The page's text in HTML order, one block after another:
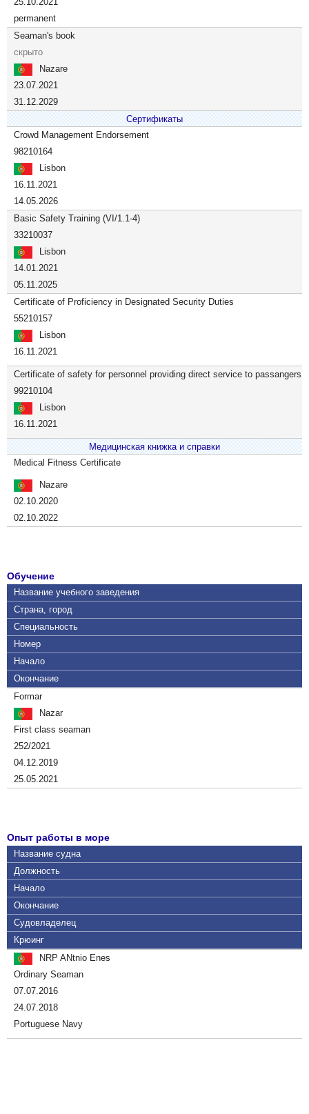
permanent
Seaman's book
скрыто
Nazare
23.07.2021
31.12.2029
Сертификаты
Crowd Management Endorsement
98210164
Lisbon
16.11.2021
14.05.2026
Basic Safety Training (VI/1.1-4)
33210037
Lisbon
14.01.2021
05.11.2025
Certificate of Proficiency in Designated Security Duties
55210157
Lisbon
16.11.2021
Certificate of safety for personnel providing direct service to passangers
99210104
Lisbon
16.11.2021
Медицинская книжка и справки
Medical Fitness Certificate
Nazare
02.10.2020
02.10.2022
Обучение
Название учебного заведения
Страна, город
Специальность
Номер
Начало
Окончание
Formar
Nazar
First class seaman
252/2021
04.12.2019
25.05.2021
Опыт работы в море
Название судна
Должность
Начало
Окончание
Судовладелец
Крюинг
NRP ANtnio Enes
Ordinary Seaman
07.07.2016
24.07.2018
Portuguese Navy